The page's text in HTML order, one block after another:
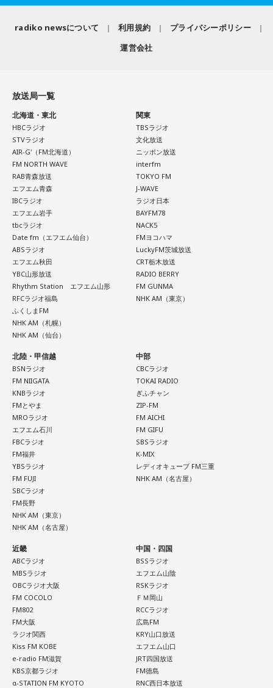
ノンシュガーのど飴を愛してやまない、べしゃりブリン・リ
スナーならお馴染み、ノン兄ですもんね。
さらに、飴といえば、先週のバナナムーンGOLD。
そんな蛍原さんとバナナマンさんがゲスト出演するJUNK20周
年記念イベント「ありがとうびいき（仮）」、気付けばちょ
うど1週間後・・・。
ではあらためて、今週のメガネびいき。
朝、フットサルをやった小木さん、夕方に仮眠をとって起き
たところ、自宅でスタッフさんとホームパーティーをやって
いた義母・森山良子さんにお呼ばれ。
よくよく考えると、自宅にスタッフを招くって、今の芸能人
ではまずあり得ないこと。
しかも、スタッフさんも勝手に入ってくる感じ。
古き良き、ファミリー感あふれる芸能界感。
あの良子さんの人柄だったら、「家、ついて行ってイイです
か？」で声を掛けられても、きっとすぐOK。
それから、芸能ゴシップ。今週は、破局多め。
中でも、空気階段・鈴木もぐらさんの離婚発表。今週の「空
気階段の踊り場」で発表されましたが、いちおうご祝儀を渡
している立場として思うところは、これは触れない方がいい
離婚。きっと真相を知ると、背筋が凍る離婚。
他にも、元SPEEDの島袋寛子さんと俳優の早乙女友貴さんの
離婚。
これはちゃんと話し合っての離婚だから、普通の離婚。ぜん
ぜん大丈夫。
あと、フライデーされたばかりの18歳下の女性と破局したい
しだ壱成さん。
破局のコメントが素晴らしいので、いしださんはきっと学習
してないだろうけど、いい破局。
展望や見どころはもちろんのこと、毎回注目される、ライ
radiko newsについて 利用規約
プライバシーポリシー
運営会社
放送局一覧
北海道・東北
HBCラジオ
STVラジオ
AIR-G'（FM北海道）
FM NORTH WAVE
RAB青森放送
エフエム青森
IBCラジオ
エフエム岩手
tbcラジオ
Date fm（エフエム仙台）
ABSラジオ
エフエム秋田
YBC山形放送
Rhythm Station エフエム山形
RFCラジオ福島
ふくしまFM
NHK AM（札幌）
NHK AM（仙台）
関東
TBSラジオ
文化放送
ニッポン放送
interfm
TOKYO FM
J-WAVE
ラジオ日本
BAYFM78
NACK5
FMヨコハマ
LuckyFM茨城放送
CRT栃木放送
RADIO BERRY
FM GUNMA
NHK AM（東京）
北陸・甲信越
BSNラジオ
FM NIIGATA
KNBラジオ
FMとやま
MROラジオ
エフエム石川
FBCラジオ
FM福井
YBSラジオ
FM FUJI
SBCラジオ
FM長野
NHK AM（東京）
NHK AM（名古屋）
中部
CBCラジオ
TOKAI RADIO
ぎふチャン
ZIP-FM
FM AICHI
FM GIFU
SBSラジオ
K-MIX
レディオキューブ FM三重
NHK AM（名古屋）
近畿
ABCラジオ
MBSラジオ
OBCラジオ大阪
FM COCOLO
FM802
FM大阪
ラジオ関西
Kiss FM KOBE
e-radio FM滋賀
KBS京都ラジオ
α-STATION FM KYOTO
中国・四国
BSSラジオ
エフエム山陰
RSKラジオ
ＦＭ岡山
RCCラジオ
広島FM
KRY山口放送
エフエム山口
JRT四国放送
FM徳島
RNC西日本放送